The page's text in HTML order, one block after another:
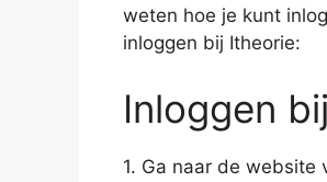
weten hoe je kunt
inloggen bij Itheorie:
Inloggen
1. Ga naar de website